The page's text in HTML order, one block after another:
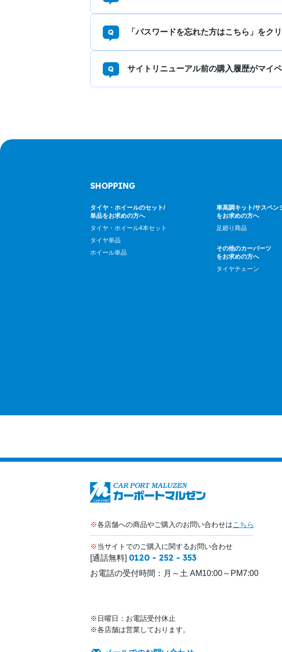
「パスワードを忘れた方はこちら」をク
サイトリニューアル前の購入履歴がマイ
SHOPPING
タイヤ・ホイールのセット/
単品をお求めの方へ
タイヤ・ホイール4本セット
タイヤ単品
ホイール単品
車高調キット/サスペン
をお求めの方へ
足廻り商品
その他のカーパーツ
をお求めの方へ
タイヤチェーン
※各店舗への商品やご購入のお問い合わせはこちら
※当サイトでのご購入に関するお問い合わせ
[通話無料] 0120 - 252 - 353
お電話の受付時間： 月～土 AM10:00～PM7:00
※日曜日：お電話受付休止
※各店舗は営業しております。